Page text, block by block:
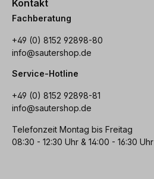
Kontakt
Fachberatung
+49 (0) 8152 92898-80
info@sautershop.de
Service-Hotline
+49 (0) 8152 92898-81
info@sautershop.de
Telefonzeit Montag bis Freitag
08:30 - 12:30 Uhr & 14:00 - 16:30 Uhr